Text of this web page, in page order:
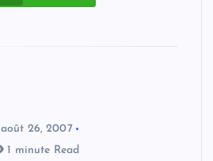
août 26, 2007
1 minute Read